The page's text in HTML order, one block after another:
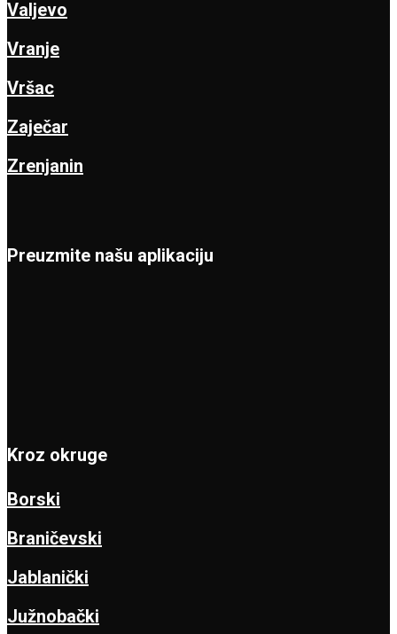
Valjevo
Vranje
Vršac
Zaječar
Zrenjanin
Preuzmite našu aplikaciju
Kroz okruge
Borski
Braničevski
Jablanički
Južnobački